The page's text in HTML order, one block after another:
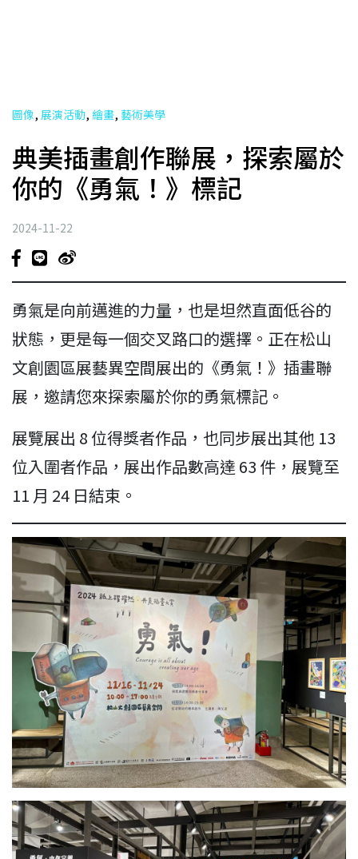
圖像, 展演活動, 繪畫, 藝術美學
典美插畫創作聯展，探索屬於
你的《勇氣！》標記
2024-11-22
勇氣是向前邁進的力量，也是坦然直面低谷的
狀態，更是每一個交叉路口的選擇。正在松山
文創園區展藝異空間展出的《勇氣！》插畫聯
展，邀請您來探索屬於你的勇氣標記。
展覽展出 8 位得獎者作品，也同步展出其他 13
位入圍者作品，展出作品數高達 63 件，展覽至
11 月 24 日結束。